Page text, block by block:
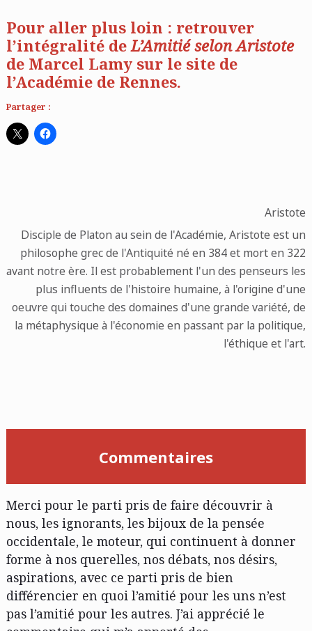
Pour aller plus loin : retrouver
l’intégralité deL’Amitié selon Aristote
de Marcel Lamy sur le site de
l’Académie de Rennes.
Partager :
Aristote
Disciple de Platon au sein de l'Académie, Aristote est un
philosophe grec de l'Antiquité né en 384 et mort en 322
avant notre ère. Il est probablement l'un des penseurs les
plus influents de l'histoire humaine, à l'origine d'une
oeuvre qui touche des domaines d'une grande variété, de
la métaphysique à l'économie en passant par la politique,
l'éthique et l'art.
Commentaires
Merci pour le parti pris de faire découvrir à
nous, les ignorants, les bijoux de la pensée
occidentale, le moteur, qui continuent à donner
forme à nos querelles, nos débats, nos désirs,
aspirations, avec ce parti pris de bien
différencier en quoi l’amitié pour les uns n’est
pas l’amitié pour les autres. J’ai apprécié le